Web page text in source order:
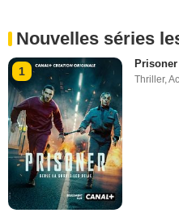
Nouvelles séries
1
Prisoner
Thriller,